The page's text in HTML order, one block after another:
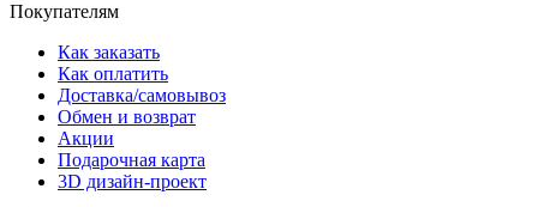
Покупателям
Как заказать
Как оплатить
Доставка/самовывоз
Обмен и возврат
Акции
Подарочная карта
3D дизайн-проект